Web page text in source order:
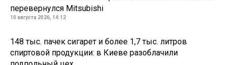
перевернулся Mitsubishi
10 августа 2026, 14:12
148 тыс. пачек сигарет и более 1,7 тыс. литров
спиртовой продукции: в Киеве разоблачили